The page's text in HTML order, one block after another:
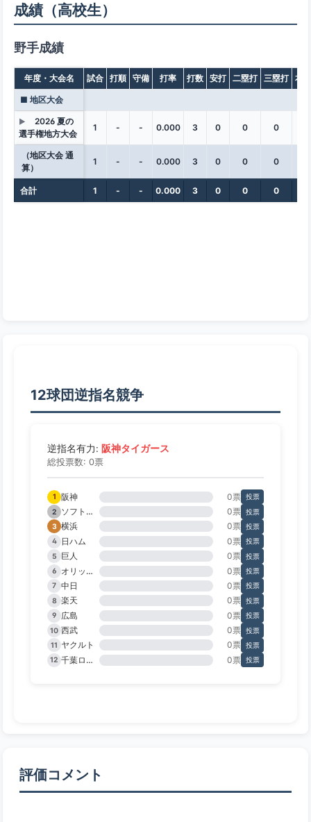
成績（高校生）
野手成績
年度・大会名 試合 打順 守備 打率 打数 安打 二塁打 三塁打 本
■ 地区大会
▶
2026 夏の
選手権地方大会
1 - - 0.000 3 0 0 0
（地区大会 通
算）
1 - - 0.000 3 0 0 0
合計 1 - - 0.000 3 0 0 0
12球団逆指名競争
逆指名有力: 阪神タイガース
総投票数: 0票
1 阪神 0票 投票
2
ソフトバンク 0票 投票
3 横浜 0票 投票
4
日ハム 0票 投票
5
巨人 0票 投票
6
オリックス 0票 投票
7 中日 0票 投票
8 楽天 0票 投票
9
広島 0票 投票
10 西武 0票 投票
11 ヤクルト 0票 投票
12
千葉ロッテ 0票 投票
評価コメント